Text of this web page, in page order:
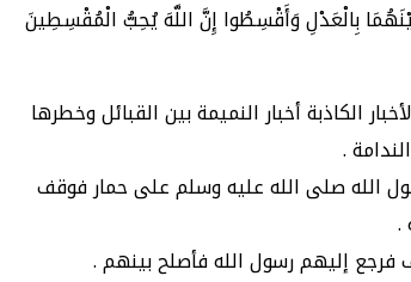
بِالْعَدْلِ وَأَقْسِطُوا إِنَّ اللَّهَ يُحِبُّ الْمُقْسِطِينَ
الكاذبة أخبار النميمة بين القبائل وخطرها
.
الله صلى الله عليه وسلم على حمار فوقف
.
فرجع إليهم رسول الله فأصلح بينهم .